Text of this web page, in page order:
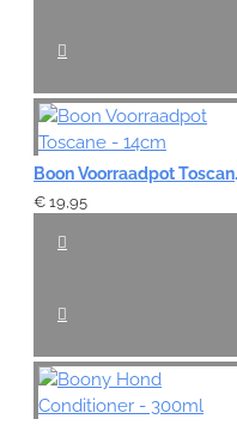
Boon
€ 19,95